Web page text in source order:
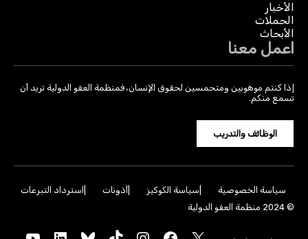
الأخبار
الحملات
الأبحاث
اعمل معنا
إذا كنتم موهوبين ومتحمسين لحقوق الإنسان، فمنظمة العفو الدولية تريد أن
تسمع منكم.
الوظائف والتدريب
سياسة الخصوصية سياسة الكوكيز أذونات
استرداد التبرعات
© 2024 منظمة العفو الدولية